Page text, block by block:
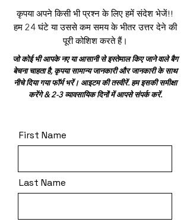
कृपया अपने किसी भी प्रश्न के लिए हमें संदेश भेजें!!
हम 24 घंटे या उससे कम समय के भीतर उत्तर देने की
पूरी कोशिश करते हैं।
जो कोई भी आपके नए या आसानी से इस्तेमाल किए जाने वाले बैग
बेचना चाहता है, कृपया सामान्य जानकारी और जानकारी के साथ
नीचे दिया गया फॉर्म भरें। आइटम की तस्वीरें. हम इसकी समीक्षा
करेंगे & 2-3 व्यावसायिक दिनों में आपसे संपर्क करें.
First Name
Last Name